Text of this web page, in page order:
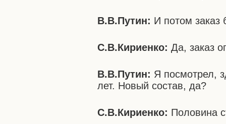
В.В.Путин: И потом заказ
С.В.Кириенко:Да, заказ
В.В.Путин: Я посмотрел,
лет. Новый состав, да?
С.В.Кириенко: Половина